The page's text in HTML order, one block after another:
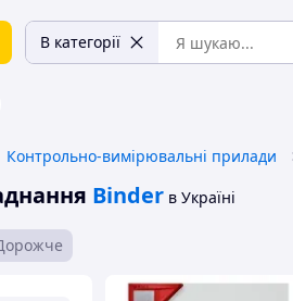
В категорії
Контрольно-вимірювальні прилади
Binder в Україні